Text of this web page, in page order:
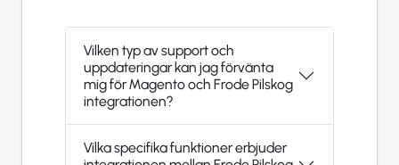
Vilken typ av support och
uppdateringar kan jag förvänta
mig för Magento och Frode Pilskog
integrationen?
Vilka specifika funktioner erbjuder